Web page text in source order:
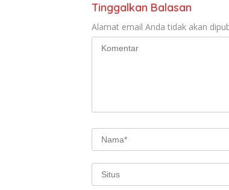
Tinggalkan Balasan
Alamat email Anda tidak akan